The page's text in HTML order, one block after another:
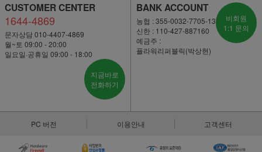
CUSTOMER CENTER
1644-4869
문자상담 010-4407-4869
월~토 09:00 - 20:00
일요일·공휴일 09:00 - 18:00
지금바로
전화하기
BANK ACCOUNT
농협 : 355-0032-7705-13
신한 : 110-427-887160
예금주 :
플라워리퍼블릭(박상현)
비회원
1:1 문의
PC 버전 이용안내 고객센터